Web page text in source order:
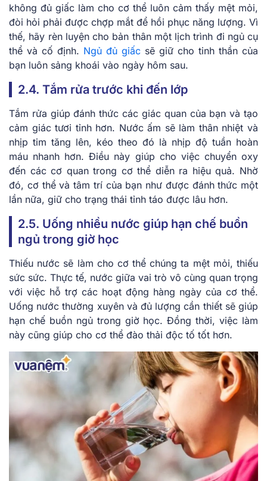
không đủ giấc làm cho cơ thể luôn cảm thấy mệt mỏi,
đòi hỏi phải được chợp mắt để hồi phục năng lượng. Vì
thế, hãy rèn luyện cho bản thân một lịch trình đi ngủ cụ
thể và cố định. Ngủ đủ giấc sẽ giữ cho tinh thần của
bạn luôn sảng khoái vào ngày hôm sau.
2.4. Tắm rửa trước khi đến lớp
Tắm rửa giúp đánh thức các giác quan của bạn và tạo
cảm giác tươi tỉnh hơn. Nước ấm sẽ làm thân nhiệt và
nhịp tim tăng lên, kéo theo đó là nhịp độ tuần hoàn
máu nhanh hơn. Điều này giúp cho việc chuyển oxy
đến các cơ quan trong cơ thể diễn ra hiệu quả. Nhờ
đó, cơ thể và tâm trí của bạn như được đánh thức một
lần nữa, giữ cho trạng thái tỉnh táo được lâu hơn.
2.5. Uống nhiều nước giúp hạn chế buồn
ngủ trong giờ học
Thiếu nước sẽ làm cho cơ thể chúng ta mệt mỏi, thiếu
sức sức. Thực tế, nước giữa vai trò vô cùng quan trọng
với việc hỗ trợ các hoạt động hàng ngày của cơ thể.
Uống nước thường xuyên và đủ lượng cần thiết sẽ giúp
hạn chế buồn ngủ trong giờ học. Đồng thời, việc làm
này cũng giúp cho cơ thể đào thải độc tố tốt hơn.